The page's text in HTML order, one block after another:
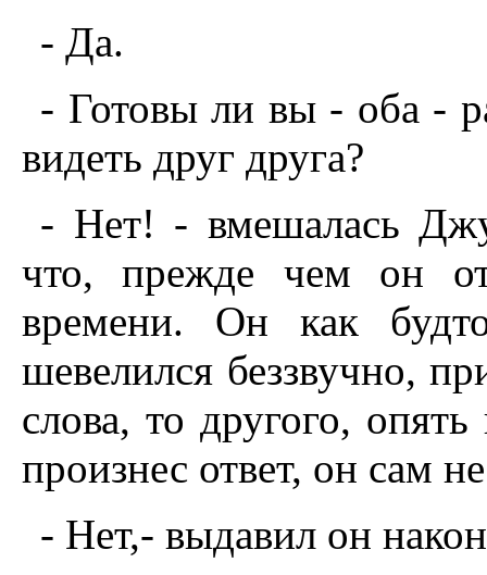
- Да.
- Готовы ли вы - оба -
видеть друг друга?
- Нет! - вмешалась
что, прежде чем он
времени. Он как
шевелился беззвучно,
слова, то другого,
произнес ответ, он сам
- Нет,- выдавил он